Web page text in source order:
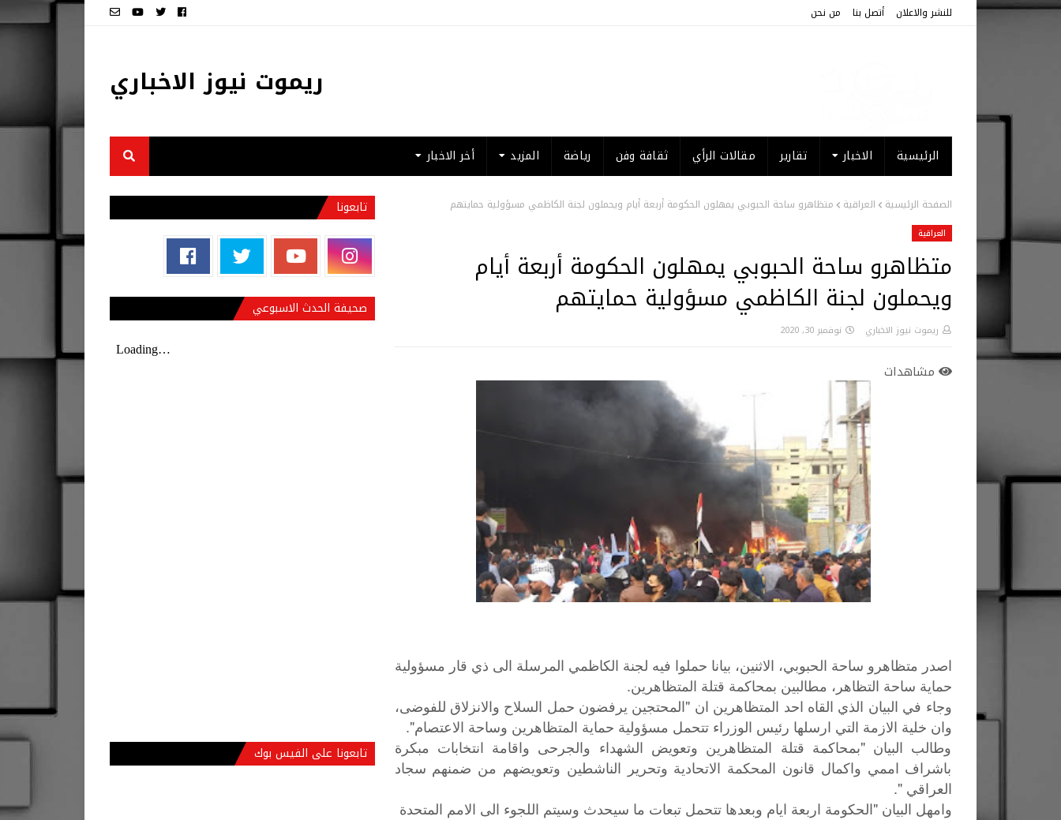
للنشر والاعلان أتصل بنا من نحن
ريموت نيوز الاخباري
الرئيسية الاخبار تقارير مقالات الرأي ثقافة وفن رياضة المزيد أخر الاخبار
الصفحة الرئيسية العراقية متظاهرو ساحة الحبوبي يمهلون الحكومة أربعة أيام ويحملون لجنة الكاظمي مسؤولية حمايتهم
العراقية
متظاهرو ساحة الحبوبي يمهلون الحكومة أربعة أيام
ويحملون لجنة الكاظمي مسؤولية حمايتهم
ريموت نيوز الاخباري نوفمبر 30, 2020
مشاهدات
اصدر متظاهرو ساحة الحبوبي، الاثنين، بيانا حملوا فيه لجنة الكاظمي المرسلة الى ذي قار مسؤولية
حماية ساحة التظاهر، مطالبين بمحاكمة قتلة المتظاهرين.
وجاء في البيان الذي القاه احد المتظاهرين ان "المحتجين يرفضون حمل السلاح والانزلاق للفوضى،
وان خلية الازمة التي ارسلها رئيس الوزراء تتحمل مسؤولية حماية المتظاهرين وساحة الاعتصام".
وطالب البيان "بمحاكمة قتلة المتظاهرين وتعويض الشهداء والجرحى واقامة انتخابات مبكرة
باشراف اممي واكمال قانون المحكمة الاتحادية وتحرير الناشطين وتعويضهم من ضمنهم سجاد
العراقي ".
وامهل البيان " الحكومة اربعة ايام وبعدها تتحمل تبعات ما سيحدث وسيتم اللجوء الى الامم المتحدة
تابعونا
صحيفة الحدث الاسبوعي
تابعونا على الفيس بوك